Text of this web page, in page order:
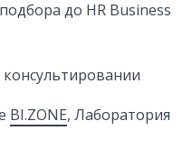
до HR Business
BI.ZONE, Лаборатория